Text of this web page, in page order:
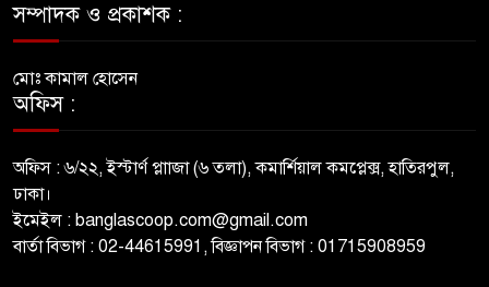
সম্পাদক ও প্রকাশক :
মোঃ কামাল হোসেন
অফিস :
অফিস : ৬/২২, ইস্টার্ণ প্লাাজা (৬ তলা), কমার্শিয়াল কমপ্লেক্স, হাতিরপুল,
ঢাকা।
ইমেইল : banglascoop.com@gmail.com
বার্তা বিভাগ : 02-44615991, বিজ্ঞাপন বিভাগ : 01715908959